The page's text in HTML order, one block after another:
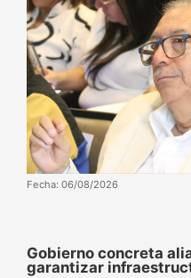
Fecha: 06/08/2026
Gobierno concreta
garantizar